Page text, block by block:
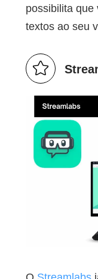
possibilita que
textos ao seu